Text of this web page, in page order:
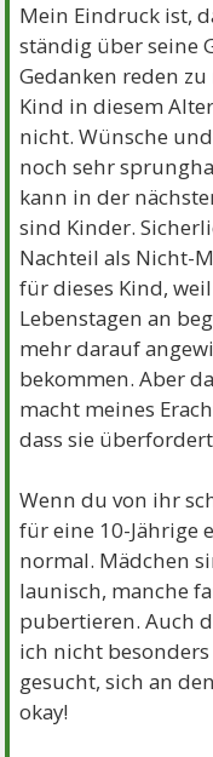
Mein Eindruck ist,
ständig über seine
Gedanken reden
Kind in diesem
nicht. Wünsche
noch sehr
kann in der
sind Kinder.
Nachteil als Nicht-
für dieses Kind,
Lebenstagen an
mehr darauf
bekommen. Aber
macht meines
dass sie
Wenn du von ihr
für eine 10-Jährige
normal. Mädchen
launisch, manche
pubertieren. Auch
ich nicht
gesucht, sich an
okay!